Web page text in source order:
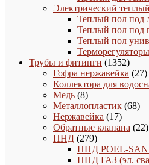
Электрический
Теплый пол под
Теплый пол под
Теплый пол
Терморегуляторы
Трубы и фитинги 13521352
товара
Гофра нержавейка 2727
Коллектора для
Медь 88
товаров
Металлопластик 6868
Нержавейка 1717
товаров
Обратные клапана 2222
ПНД 279279
товаров
ПНД POEL-SAN
ПНД ГАЗ (эл.